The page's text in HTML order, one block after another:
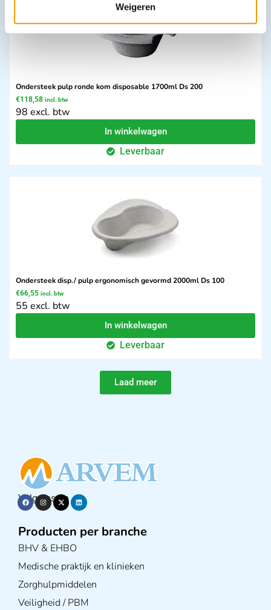
Weigeren
Ondersteek pulp ronde kom disposable 1700ml Ds 200
€118,58 incl. btw
98 excl. btw
In winkelwagen
Leverbaar
Ondersteek disp./ pulp ergonomisch gevormd 2000ml Ds 100
€66,55 incl. btw
55 excl. btw
In winkelwagen
Leverbaar
Laad meer
Volg ons op
Producten per branche
BHV & EHBO
Medische praktijk en klinieken
Zorghulpmiddelen
Veiligheid / PBM